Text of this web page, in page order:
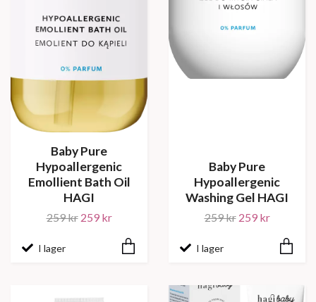
Baby Pure
Hypoallergenic
Emollient Bath Oil
HAGI
259 kr 259 kr
I lager
Baby Pure
Hypoallergenic
Washing Gel HAGI
259 kr 259 kr
I lager